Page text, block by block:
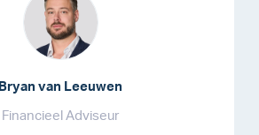
Bryan van Leeuwen
Financieel Adviseur